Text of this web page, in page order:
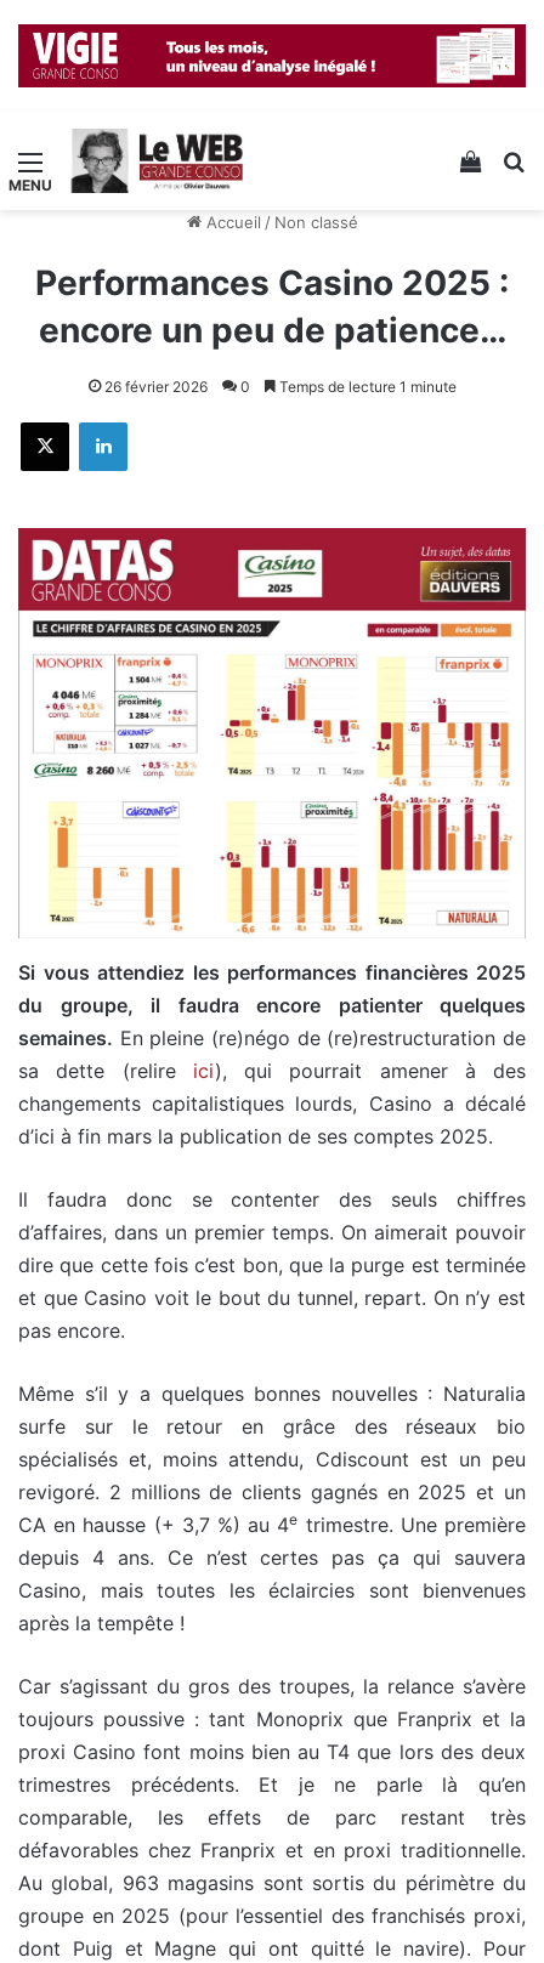
Menu Voir
Accueil / Non classé
Performances Casino 2025 :
encore un peu de patience…
26 février 2026 0 Temps de lecture 1 minute
X Linkedin
Si vous attendiez les performances financières 2025
du groupe, il faudra encore patienter quelques
semaines. En pleine (re)négo de (re)restructuration de
sa dette (relire ici), qui pourrait amener à des
changements capitalistiques lourds, Casino a décalé
d’ici à fin mars la publication de ses comptes 2025.
Il faudra donc se contenter des seuls chiffres
d’affaires, dans un premier temps. On aimerait pouvoir
dire que cette fois c’est bon, que la purge est terminée
et que Casino voit le bout du tunnel, repart. On n’y est
pas encore.
Même s’il y a quelques bonnes nouvelles : Naturalia
surfe sur le retour en grâce des réseaux bio
spécialisés et, moins attendu, Cdiscount est un peu
revigoré. 2 millions de clients gagnés en 2025 et un
CA en hausse (+ 3,7 %) au 4e trimestre. Une première
depuis 4 ans. Ce n’est certes pas ça qui sauvera
Casino, mais toutes les éclaircies sont bienvenues
après la tempête !
Car s’agissant du gros des troupes, la relance s’avère
toujours poussive : tant Monoprix que Franprix et la
proxi Casino font moins bien au T4 que lors des deux
trimestres précédents. Et je ne parle là qu’en
comparable, les effets de parc restant très
défavorables chez Franprix et en proxi traditionnelle.
Au global, 963 magasins sont sortis du périmètre du
groupe en 2025 (pour l’essentiel des franchisés proxi,
dont Puig et Magne qui ont quitté le navire). Pour